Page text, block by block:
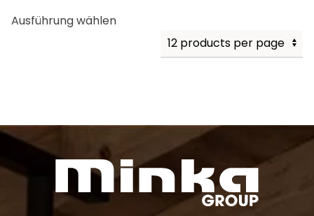
Ausführung wählenProdukt
mehrere
auf
Produktseite